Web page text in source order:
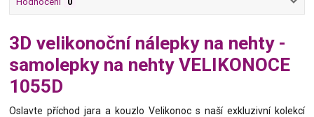
3D velikonoční nálepky na nehty -
samolepky na nehty VELIKONOCE
1055D
Oslavte příchod jara a kouzlo Velikonoc s naší exkluzivní kolekcí